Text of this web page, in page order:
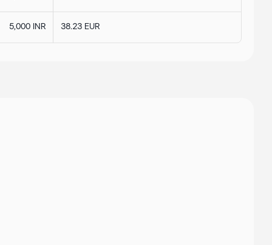
5,000 INR 38.23 EUR